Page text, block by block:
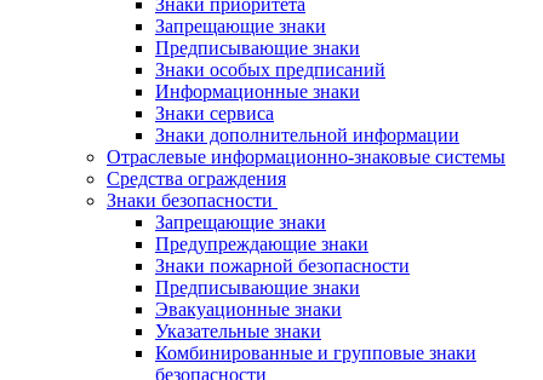
Знаки приоритета
Запрещающие знаки
Предписывающие знаки
Знаки особых предписаний
Информационные знаки
Знаки сервиса
Знаки дополнительной информации
Отраслевые информационно-знаковые системы
Средства ограждения
Знаки безопасности
Запрещающие знаки
Предупреждающие знаки
Знаки пожарной безопасности
Предписывающие знаки
Эвакуационные знаки
Указательные знаки
Комбинированные и групповые знаки
безопасности